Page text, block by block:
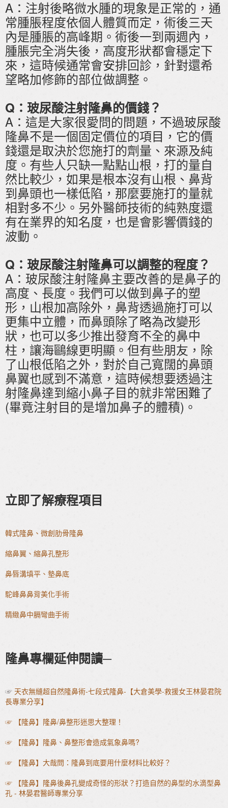
A：注射後略微水腫的現象是正常的，通
常腫脹程度依個人體質而定，術後三天
內是腫脹的高峰期。術後一到兩週內，
腫脹完全消失後，高度形狀都會穩定下
來，這時候通常會安排回診，針對還希
望略加修飾的部位做調整。
Q：玻尿酸注射隆鼻的價錢？
A：這是大家很愛問的問題，不過玻尿酸
隆鼻不是一個固定價位的項目，它的價
錢還是取決於您施打的劑量、來源及純
度。有些人只缺一點點山根，打的量自
然比較少，如果是根本沒有山根、鼻背
到鼻頭也一樣低陷，那麼要施打的量就
相對多不少。另外醫師技術的純熟度還
有在業界的知名度，也是會影響價錢的
波動。
Q：玻尿酸注射隆鼻可以調整的程度？
A：玻尿酸注射隆鼻主要改善的是鼻子的
高度、長度。我們可以做到鼻子的塑
形，山根加高除外，鼻背透過施打可以
更集中立體，而鼻頭除了略為改變形
狀，也可以多少推出發育不全的鼻中
柱，讓海鷗線更明顯。但有些朋友，除
了山根低陷之外，對於自己寬闊的鼻頭
鼻翼也感到不滿意，這時候想要透過注
射隆鼻達到縮小鼻子目的就非常困難了
(畢竟注射目的是增加鼻子的體積)。
立即了解療程項目
韓式隆鼻、微創肋骨隆鼻
縮鼻翼、縮鼻孔整形
鼻唇溝填平、墊鼻底
駝峰鼻鼻背美化手術
精緻鼻中膈彎曲手術
隆鼻專欄延伸閱讀─
☞ 天衣無縫超自然隆鼻術-七段式隆鼻-【大倉美學-救援女王林晏君院
長專業分享】
☞ 【隆鼻】隆鼻/鼻整形迷思大整理！
☞ 【隆鼻】隆鼻、鼻整形會造成氣象鼻嗎?
☞ 【隆鼻】大哉問：隆鼻到底要用什麼材料比較好？
☞ 【隆鼻】隆鼻後鼻孔變成奇怪的形狀？打造自然的鼻型的水滴型鼻
孔 - 林晏君醫師專業分享